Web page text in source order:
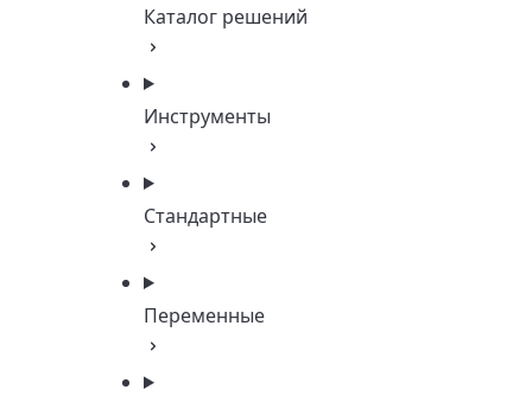
Каталог решений
Инструменты
Стандартные
Переменные